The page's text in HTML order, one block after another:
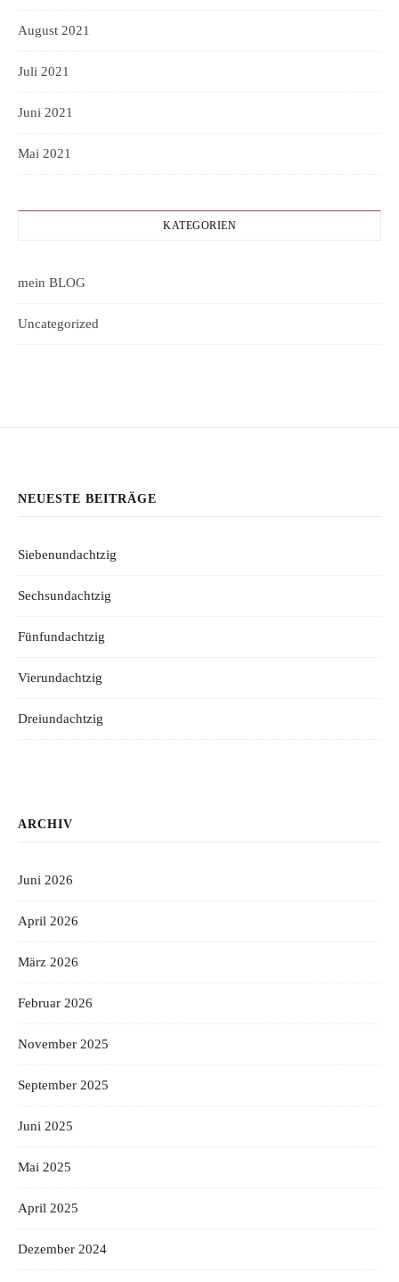
August 2021
Juli 2021
Juni 2021
Mai 2021
KATEGORIEN
mein BLOG
Uncategorized
NEUESTE BEITRÄGE
Siebenundachtzig
Sechsundachtzig
Fünfundachtzig
Vierundachtzig
Dreiundachtzig
ARCHIV
Juni 2026
April 2026
März 2026
Februar 2026
November 2025
September 2025
Juni 2025
Mai 2025
April 2025
Dezember 2024